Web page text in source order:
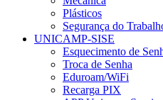
Plásticos
Segurança do
UNICAMP-SISE
Esquecimento de
Troca de Senha
Eduroam/WiFi
Recarga PIX